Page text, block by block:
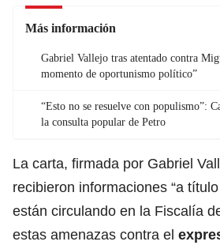
Más información
Gabriel Vallejo tras atentado contra
momento de oportunismo político”
“Esto no se resuelve con populismo”:
la consulta popular de Petro
La carta, firmada por Gabriel
recibieron informaciones “a
están circulando en la Fiscalía
estas amenazas contra el